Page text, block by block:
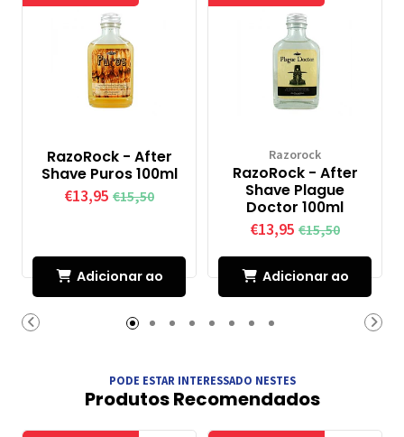
RazoRock - After
Shave Puros 100ml
€13,95 €15,50
Adicionar ao
Carrinho
Razorock
RazoRock - After
Shave Plague
Doctor 100ml
€13,95 €15,50
Adicionar ao
Carrinho
PODE ESTAR INTERESSADO NESTES
Produtos Recomendados